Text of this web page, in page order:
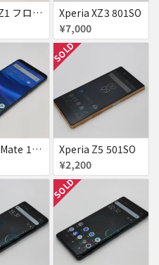
Xperia XZ1 フロントパネル
Xperia XZ3 801SO
¥7,000
HUAWEI Mate 10 Pro BLA-L09
SOLD
Xperia Z5 501SO
¥2,200
SOLD